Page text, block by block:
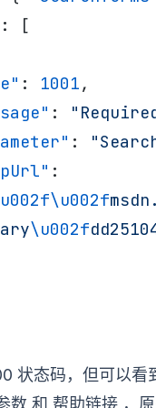
: [
: 1001,
:
"Parameter"
:
\u002f
状态码，但可以
和 ，